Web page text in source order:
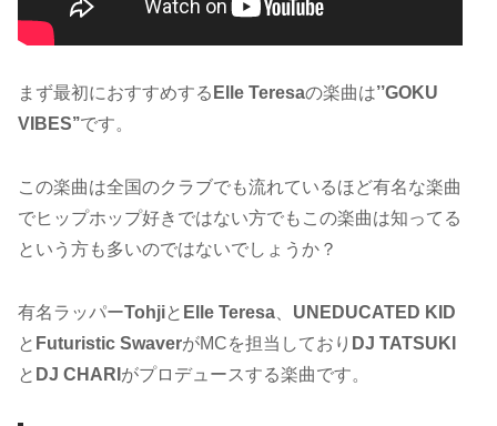
まず最初におすすめする Elle Teresaの楽曲は’’GOKU
VIBES’’です。
この楽曲は全国のクラブでも流れているほど有名な楽曲
でヒップホップ好きではない方でもこの楽曲は知ってる
という方も多いのではないでしょうか？
有名ラッパーTohjiと Elle Teresa
UNEDUCATED KID
と Futuristic SwaverがMCを担当しており DJ TATSUKI
と DJ CHARI がプロデュースする楽曲です。